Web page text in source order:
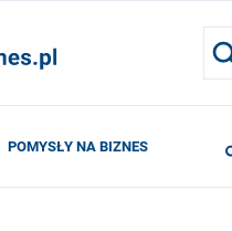
POMYSŁY NA BIZNES